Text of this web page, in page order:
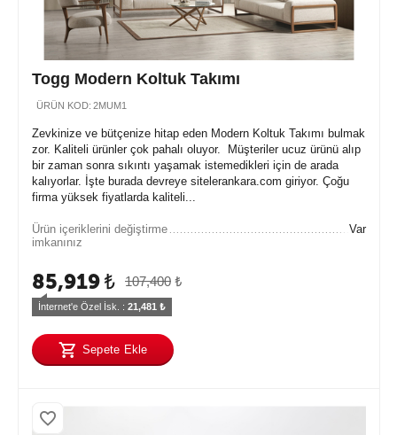
Togg Modern Koltuk Takımı
ÜRÜN KOD: 2MUM1
Zevkinize ve bütçenize hitap eden Modern Koltuk Takımı bulmak
zor. Kaliteli ürünler çok pahalı oluyor. Müşteriler ucuz ürünü alıp
bir zaman sonra sıkıntı yaşamak istemedikleri için de arada
kalıyorlar. İşte burada devreye sitelerankara.com giriyor. Çoğu
firma yüksek fiyatlarda kaliteli...
Ürün içeriklerini değiştirme
imkanınız
Var
107,400 ₺
85,919₺
İnternet'e Özel İsk. : 21,481 ₺
Sepete Ekle